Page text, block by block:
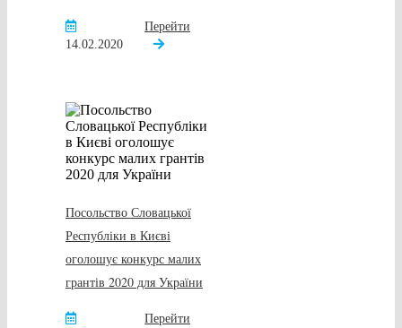
14.02.2020
Перейти
Посольство Словацької
Республіки в Києві
оголошує конкурс малих
грантів 2020 для України
Перейти